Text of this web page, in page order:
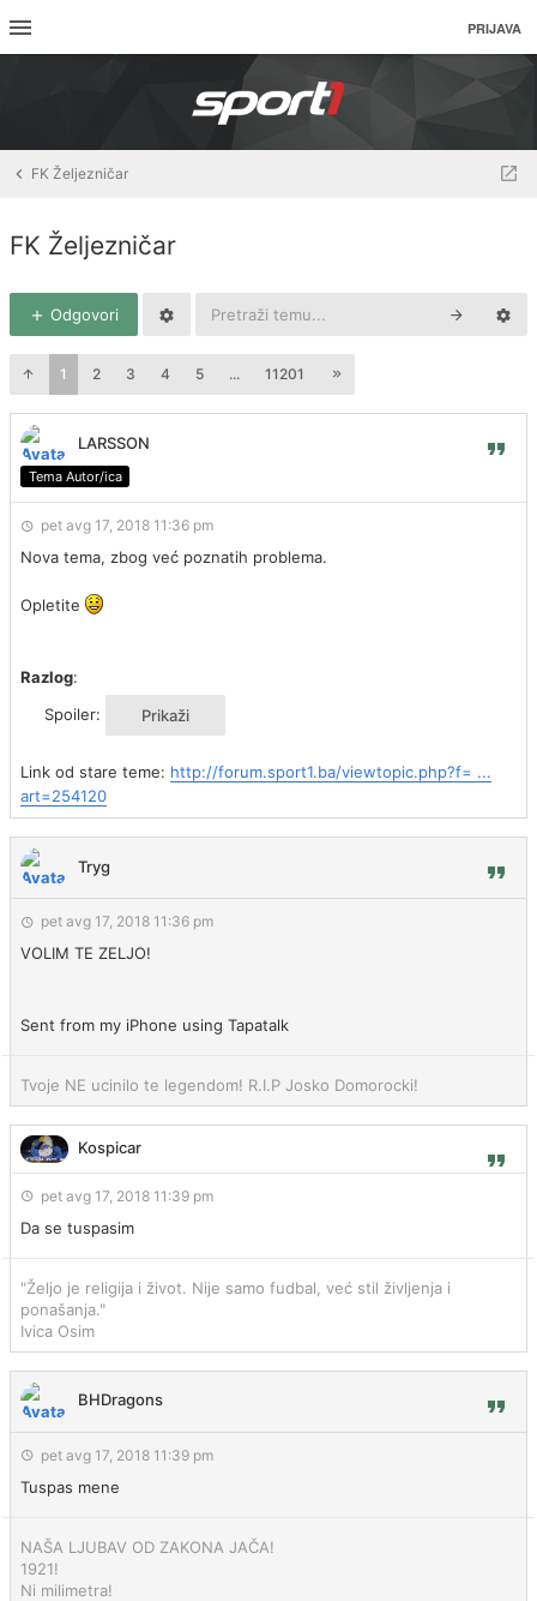
PRIJAVA
FK Željezničar
FK Željezničar
Odgovori
1 2 3 4 5 ... 11201
LARSSON
Tema Autor/ica
pet avg 17, 2018 11:36 pm
Nova tema, zbog već poznatih problema.
Opletite
Razlog:
Spoiler:
Link od stare teme: http://forum.sport1.ba/viewtopic.php?f= ...
art=254120
Tryg
pet avg 17, 2018 11:36 pm
VOLIM TE ZELJO!
Sent from my iPhone using Tapatalk
Tvoje NE ucinilo te legendom! R.I.P Josko Domorocki!
Kospicar
pet avg 17, 2018 11:39 pm
Da se tuspasim
"Željo je religija i život. Nije samo fudbal, već stil življenja i
ponašanja."
Ivica Osim
BHDragons
pet avg 17, 2018 11:39 pm
Tuspas mene
NAŠA LJUBAV OD ZAKONA JAČA!
1921!
Ni milimetra!